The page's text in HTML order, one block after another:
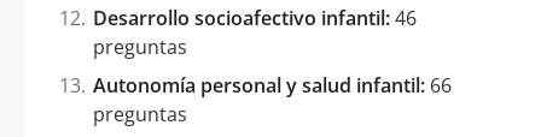
Desarrollo socioafectivo infantil:46
preguntas
Autonomía personal y salud infantil: 66
preguntas